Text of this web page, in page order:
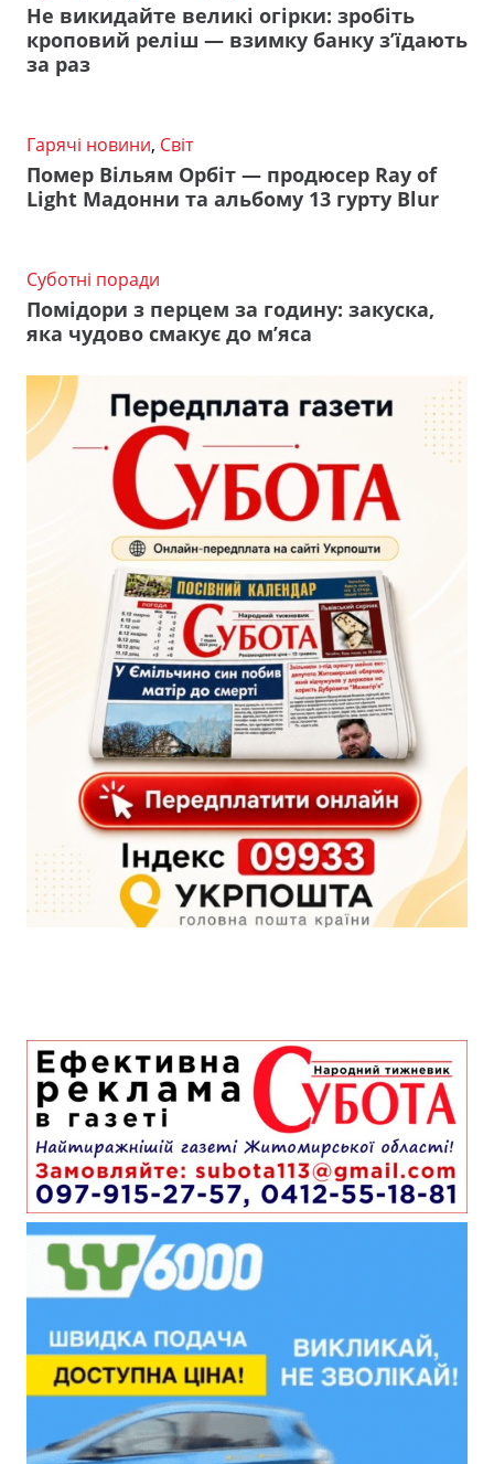
Не викидайте великі огірки: зробіть
кроповий реліш — взимку банку з’їдають
за раз
Гарячі новини, Світ
Помер Вільям Орбіт — продюсер Ray of
Light Мадонни та альбому 13 гурту Blur
Суботні поради
Помідори з перцем за годину: закуска,
яка чудово смакує до м’яса